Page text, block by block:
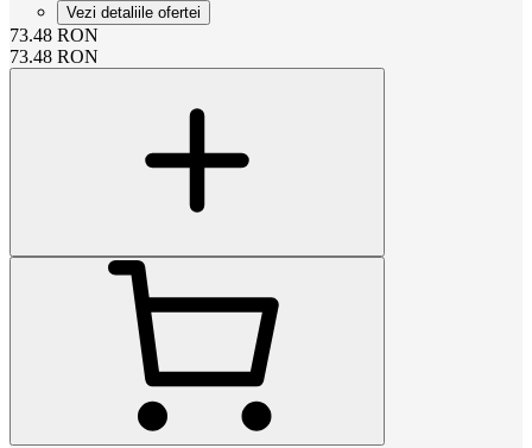
Vezi detaliile ofertei
73.48 RON
73.48 RON